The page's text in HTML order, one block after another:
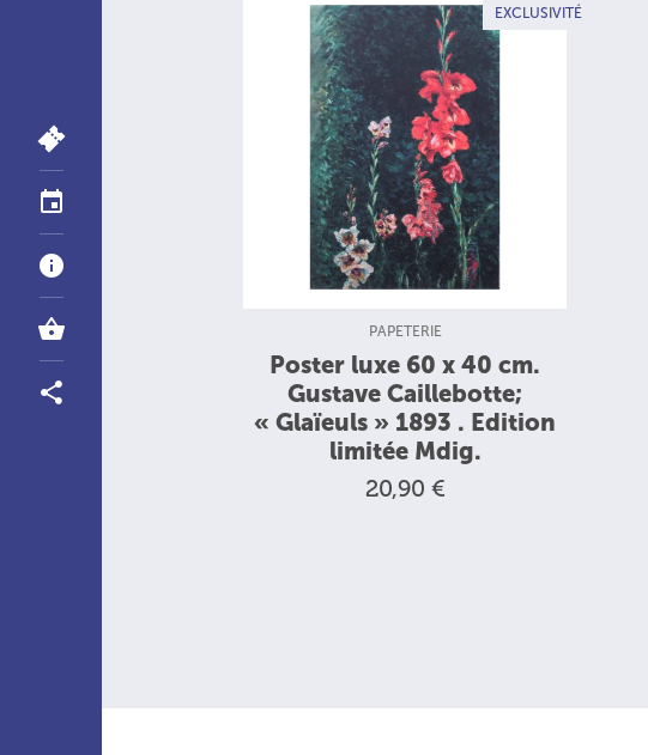
EXCLUSIVITÉ
TYPE DE PRODUIT :
PAPETERIE
Poster luxe 60 x 40 cm.
Gustave Caillebotte;
« Glaïeuls » 1893 . Edition
limitée Mdig.
20,90 €